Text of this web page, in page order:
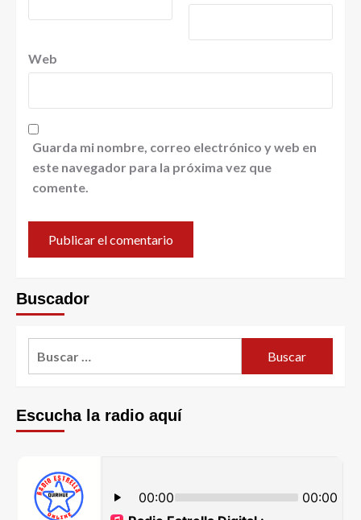
Web
Guarda mi nombre, correo electrónico y web en
este navegador para la próxima vez que
comente.
Buscador
Escucha la radio aquí